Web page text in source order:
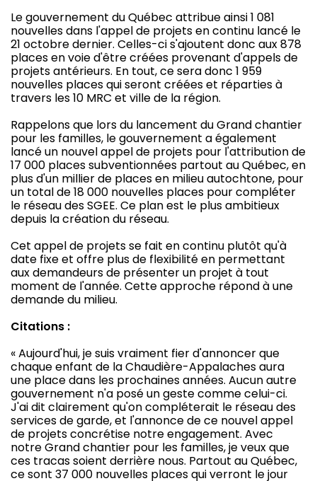
Le gouvernement du Québec attribue ainsi 1 081
nouvelles dans l'appel de projets en continu lancé le
21 octobre dernier. Celles-ci s'ajoutent donc aux 878
places en voie d'être créées provenant d'appels de
projets antérieurs. En tout, ce sera donc 1 959
nouvelles places qui seront créées et réparties à
travers les 10 MRC et ville de la région.
Rappelons que lors du lancement du Grand chantier
pour les familles, le gouvernement a également
lancé un nouvel appel de projets pour l'attribution de
17 000 places subventionnées partout au Québec, en
plus d'un millier de places en milieu autochtone, pour
un total de 18 000 nouvelles places pour compléter
le réseau des SGEE. Ce plan est le plus ambitieux
depuis la création du réseau.
Cet appel de projets se fait en continu plutôt qu'à
date fixe et offre plus de flexibilité en permettant
aux demandeurs de présenter un projet à tout
moment de l'année. Cette approche répond à une
demande du milieu.
Citations :
« Aujourd'hui, je suis vraiment fier d'annoncer que
chaque enfant de la Chaudière-Appalaches aura
une place dans les prochaines années. Aucun autre
gouvernement n'a posé un geste comme celui-ci.
J'ai dit clairement qu'on compléterait le réseau des
services de garde, et l'annonce de ce nouvel appel
de projets concrétise notre engagement. Avec
notre Grand chantier pour les familles, je veux que
ces tracas soient derrière nous. Partout au Québec,
ce sont 37 000 nouvelles places qui verront le jour